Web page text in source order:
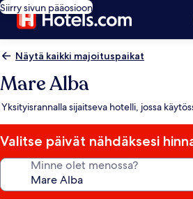
Siirry sivun pääosioon
Näytä kaikki majoituspaikat
Mare Alba
Yksityisrannalla sijaitseva hotelli, jossa
Valitse päivät nähdäksesi
Minne olet menossa?